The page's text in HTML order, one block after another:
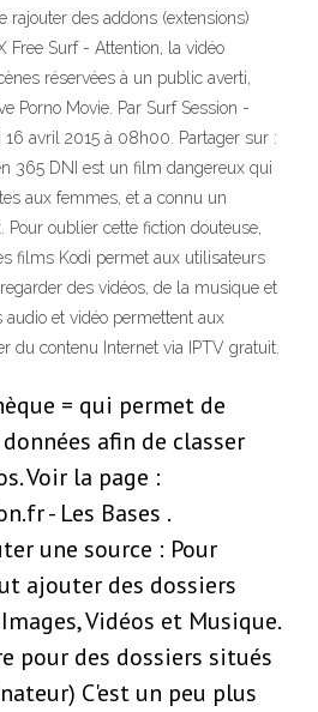
rajouter des addons (extensions)
Free Surf - Attention, la vidéo
réservées à un public averti,
Porno Movie. Par Surf Session -
avril 2015 à 08h00. Partager sur :
365 DNI est un film dangereux qui
aux femmes, et a connu un
oublier cette fiction douteuse,
films Kodi permet aux utilisateurs
des vidéos, de la musique et
et vidéo permettent aux
du contenu Internet via IPTV gratuit.
= qui permet de
afin de classer
Voir la page :
- Les Bases .
une source : Pour
ajouter des dossiers
Vidéos et Musique.
pour des dossiers situés
C'est un peu plus